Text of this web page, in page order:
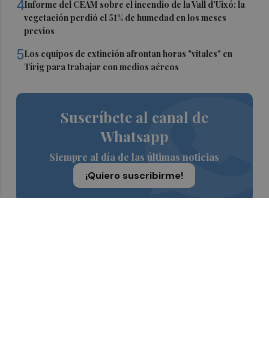
4Informe del CEAM sobre el incendio de la Vall d'Uixó: la
vegetación perdió el 51% de humedad en los meses
previos
5Los equipos de extinción afrontan horas "vitales" en
Tírig para trabajar con medios aéreos
Suscríbete al canal de
Whatsapp
Siempre al día de las últimas noticias
¡Quiero suscribirme!